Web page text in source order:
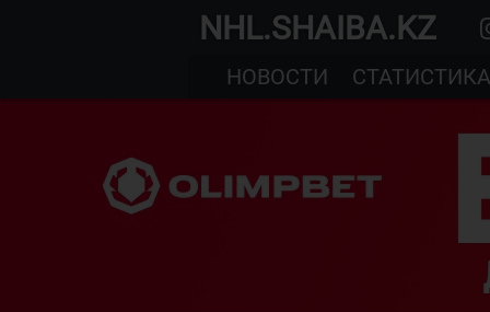
NHL.SHAIBA.KZ
НОВОСТИ
СТАТИСТИКА